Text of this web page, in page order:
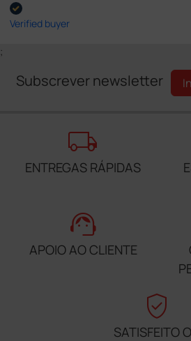
Verified buyer
;
Subscrever newsletter
local_shipping
ENTREGAS RÁPIDAS
support_agent
APOIO AO CLIENTE
verified_user
SATISFEITO